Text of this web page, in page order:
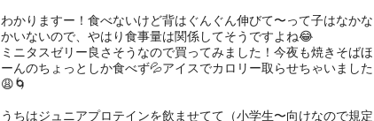
わかりますー！食べないけど背はぐんぐん伸びて〜って子はなかな
かいないので、やはり食事量は関係してそうですよね😂
ミニタスゼリー良さそうなので買ってみました！今夜も焼きそばほ
ーんのちょっとしか食べず💦アイスでカロリー取らせちゃいました
😩🌀
うちはジュニアプロテインを飲ませてて（小学生〜向けなので規定